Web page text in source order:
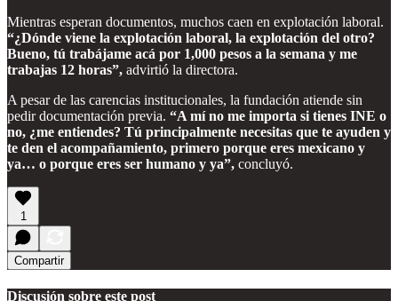
Mientras esperan documentos, muchos caen en explotación laboral.
“¿Dónde viene la explotación laboral, la explotación del otro?
Bueno, tú trabájame acá por 1,000 pesos a la semana y me
trabajas 12 horas”, advirtió la directora.
A pesar de las carencias institucionales, la fundación atiende sin
pedir documentación previa. “A mí no me importa si tienes INE o
no, ¿me entiendes? Tú principalmente necesitas que te ayuden y
te den el acompañamiento, primero porque eres mexicano y
ya… o porque eres ser humano y ya”, concluyó.
1
Compartir
Discusión sobre este post